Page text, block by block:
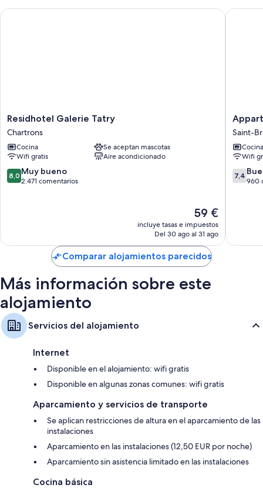
Características de la habitación
Cocinas básicas, frigoríficos y microondas
Residhotel
Galerie
Tatry
Chartrons
Residhotel Galerie Tatry
Chartrons
Cocina
Se aceptan mascotas
Wifi gratis
Aire acondicionado
8.0
sobre
8,0 Muy bueno
2.471 comentarios
El
precio
actual
de
59 €
59 €
incluye tasas e impuestos
Del 30 ago al 31 ago
Residhotel Galerie Tatry
Classic
Centre
Saint-
Bruno-
Saint-
Saint-
Cocina
Wifi
7.4
sobre
7,4
960
Comparar alojamientos parecidos
Más información sobre este
alojamiento
Servicios del alojamiento
Internet
Disponible en el alojamiento: wifi gratis
Disponible en algunas zonas comunes: wifi gratis
Aparcamiento y servicios de transporte
Se aplican restricciones de altura en el aparcamiento de las
instalaciones
Aparcamiento en las instalaciones (12,50 EUR por noche)
Aparcamiento sin asistencia limitado en las instalaciones
Cocina básica